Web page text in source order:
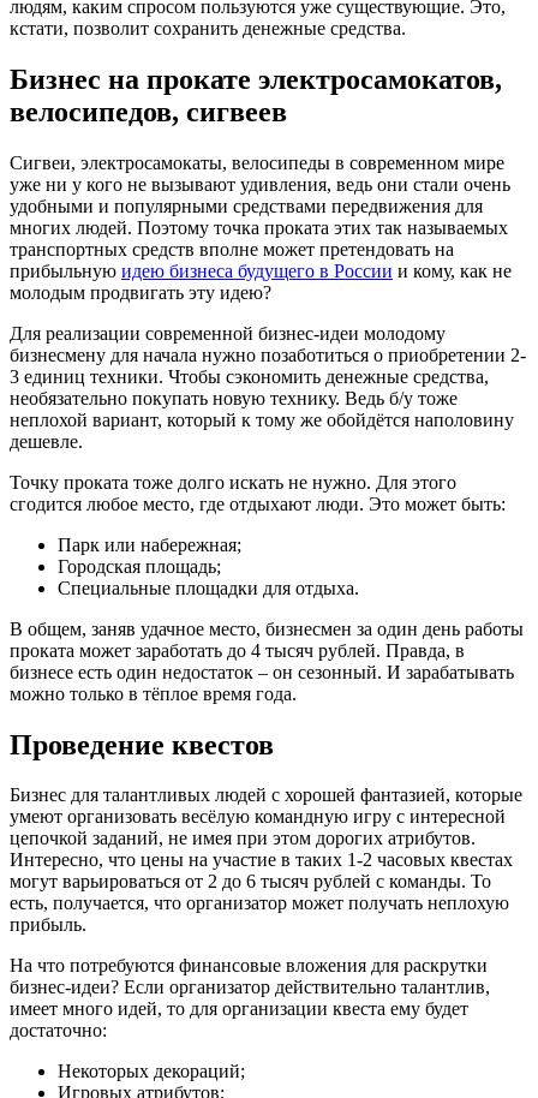
людям, каким спросом пользуются уже существующие. Это,
кстати, позволит сохранить денежные средства.
Бизнес на прокате электросамокатов,
велосипедов, сигвеев
Сигвеи, электросамокаты, велосипеды в современном мире
уже ни у кого не вызывают удивления, ведь они стали очень
удобными и популярными средствами передвижения для
многих людей. Поэтому точка проката этих так называемых
транспортных средств вполне может претендовать на
прибыльную идею бизнеса будущего в России и кому, как не
молодым продвигать эту идею?
Для реализации современной бизнес-идеи молодому
бизнесмену для начала нужно позаботиться о приобретении 2-
3 единиц техники. Чтобы сэкономить денежные средства,
необязательно покупать новую технику. Ведь б/у тоже
неплохой вариант, который к тому же обойдётся наполовину
дешевле.
Точку проката тоже долго искать не нужно. Для этого
сгодится любое место, где отдыхают люди. Это может быть:
Парк или набережная;
Городская площадь;
Специальные площадки для отдыха.
В общем, заняв удачное место, бизнесмен за один день работы
проката может заработать до 4 тысяч рублей. Правда, в
бизнесе есть один недостаток – он сезонный. И зарабатывать
можно только в тёплое время года.
Проведение квестов
Бизнес для талантливых людей с хорошей фантазией, которые
умеют организовать весёлую командную игру с интересной
цепочкой заданий, не имея при этом дорогих атрибутов.
Интересно, что цены на участие в таких 1-2 часовых квестах
могут варьироваться от 2 до 6 тысяч рублей с команды. То
есть, получается, что организатор может получать неплохую
прибыль.
На что потребуются финансовые вложения для раскрутки
бизнес-идеи? Если организатор действительно талантлив,
имеет много идей, то для организации квеста ему будет
достаточно:
Некоторых декораций;
Игровых атрибутов;